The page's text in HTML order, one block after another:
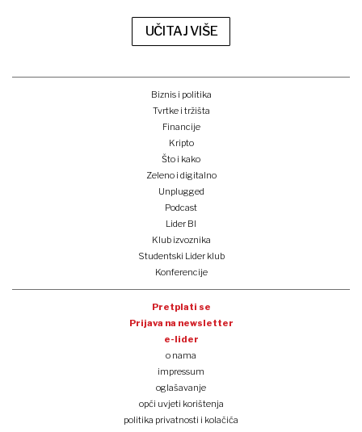
UČITAJ VIŠE
Biznis i politika
Tvrtke i tržišta
Financije
Kripto
Što i kako
Zeleno i digitalno
Unplugged
Podcast
Lider BI
Klub izvoznika
Studentski Lider klub
Konferencije
Pretplati se
Prijava na newsletter
e-lider
o nama
impressum
oglašavanje
opći uvjeti korištenja
politika privatnosti i kolačića